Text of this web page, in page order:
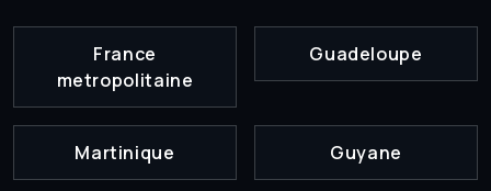
France
metropolitaine
Guadeloupe
Martinique Guyane